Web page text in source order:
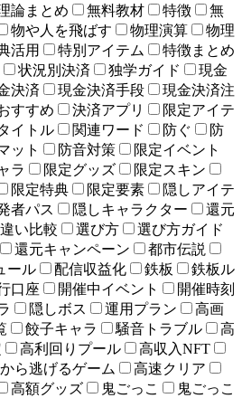
論まとめ 無料教材 特徴
無
物や人を飛ばす 物理演算
物理
活用 特別アイテム
特徴まとめ
状況別決済 独学ガイド
現金
決済 現金決済手段
現金決済注
すすめ 決済アプリ
限定アイテ
イトル 関連ワード 防ぐ
防
ット 防音対策
限定イベント
ラ 限定グッズ
限定スキン
限定特典 限定要素
隠しアイテ
者パス 隠しキャラクター
還元
違い比較 選び方
選び方ガイド
還元キャンペーン
都市伝説
ール 配信収益化 鉄板
鉄板ル
口座 開催中イベント
開催時刻
隠しボス 運用プラン
高画
餃子キャラ 騒音トラブル
高
高利回りプール
高収入NFT
ら逃げるゲーム
高速クリア
高額グッズ 鬼ごっこ
鬼ごっこ